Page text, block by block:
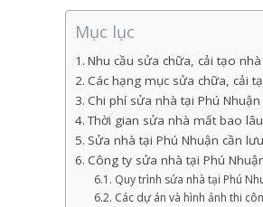
Mục lục
Nhu cầu sửa chữa, cải tạo
Các hạng mục sửa chữa, cải
Chi phí sửa nhà tại Phú
Thời gian sửa nhà mất bao
Sửa nhà tại Phú Nhuận cần
Công ty sửa nhà tại Phú
Quy trình sửa nhà tại Phú
Các dự án và hình ảnh thi